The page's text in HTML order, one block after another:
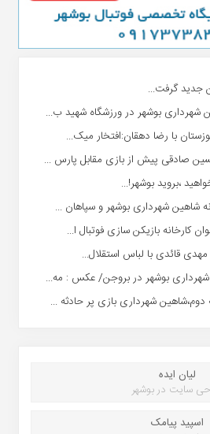
جدید گرفت...
شهردارى بوشهر در ورزشگاه شهید ب...
با رضا دهقان:افتخار میک...
صادقی پیش از بازی مقابل پارس ...
،بروید بوشهر!...
شاهین شهردارى بوشهر و سپاهان ...
کارخانه بازیکن سازی فوتبال ا...
قائدی با لباس استقلال...
شهرداری بوشهر در بروجن/ عکس : مه...
شهرداری بازی پر حادثه ...
لیان ایده
سایت در بوشهر
اسپید پیامک